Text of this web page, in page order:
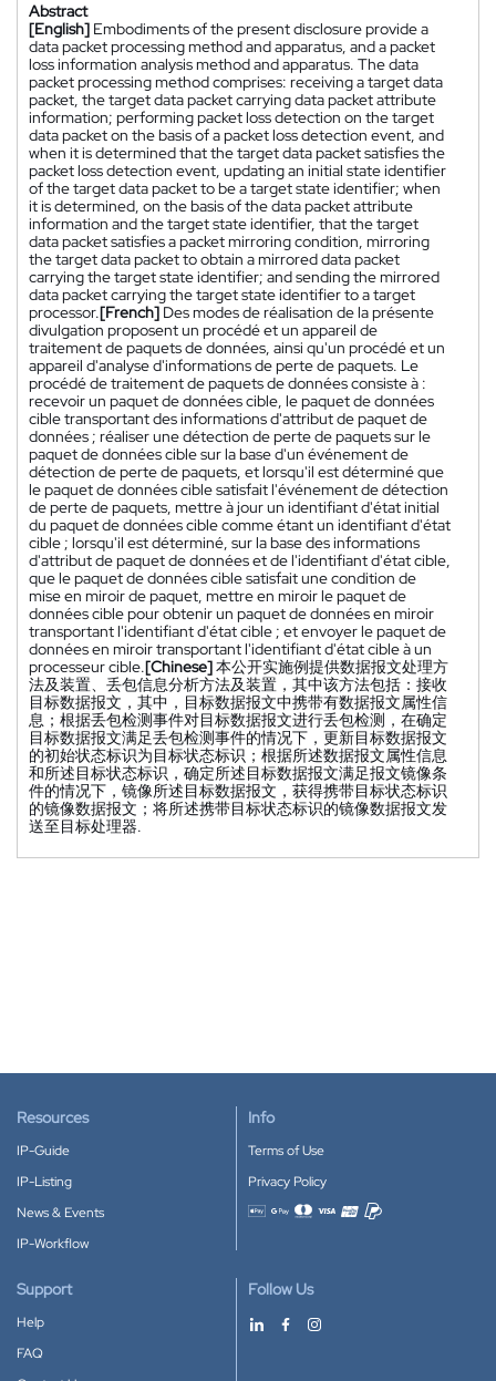
Abstract
[English] Embodiments of the present disclosure provide a
data packet processing method and apparatus, and a packet
loss information analysis method and apparatus. The data
packet processing method comprises: receiving a target data
packet, the target data packet carrying data packet attribute
information; performing packet loss detection on the target
data packet on the basis of a packet loss detection event, and
when it is determined that the target data packet satisfies the
packet loss detection event, updating an initial state identifier
of the target data packet to be a target state identifier; when
it is determined, on the basis of the data packet attribute
information and the target state identifier, that the target
data packet satisfies a packet mirroring condition, mirroring
the target data packet to obtain a mirrored data packet
carrying the target state identifier; and sending the mirrored
data packet carrying the target state identifier to a target
processor.[French] Des modes de réalisation de la présente
divulgation proposent un procédé et un appareil de
traitement de paquets de données, ainsi qu'un procédé et un
appareil d'analyse d'informations de perte de paquets. Le
procédé de traitement de paquets de données consiste à :
recevoir un paquet de données cible, le paquet de données
cible transportant des informations d'attribut de paquet de
données ; réaliser une détection de perte de paquets sur le
paquet de données cible sur la base d'un événement de
détection de perte de paquets, et lorsqu'il est déterminé que
le paquet de données cible satisfait l'événement de détection
de perte de paquets, mettre à jour un identifiant d'état initial
du paquet de données cible comme étant un identifiant d'état
cible ; lorsqu'il est déterminé, sur la base des informations
d'attribut de paquet de données et de l'identifiant d'état cible,
que le paquet de données cible satisfait une condition de
mise en miroir de paquet, mettre en miroir le paquet de
données cible pour obtenir un paquet de données en miroir
transportant l'identifiant d'état cible ; et envoyer le paquet de
données en miroir transportant l'identifiant d'état cible à un
processeur cible.[Chinese]本公开实施例提供数据报文处理方
法及装置、丢包信息分析方法及装置，其中该方法包括：接收
目标数据报文，其中，目标数据报文中携带有数据报文属性信
息；根据丢包检测事件对目标数据报文进行丢包检测，在确定
目标数据报文满足丢包检测事件的情况下，更新目标数据报文
的初始状态标识为目标状态标识；根据所述数据报文属性信息
和所述目标状态标识，确定所述目标数据报文满足报文镜像条
件的情况下，镜像所述目标数据报文，获得携带目标状态标识
的镜像数据报文；将所述携带目标状态标识的镜像数据报文发
送至目标处理器.
Resources
IP-Guide
IP-Listing
News & Events
IP-Workflow
Info
Terms of Use
Privacy Policy
Accepted payment methods
Support
Help
FAQ
Follow Us